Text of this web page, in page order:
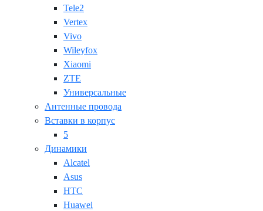
Tele2
Vertex
Vivo
Wileyfox
Xiaomi
ZTE
Универсальные
Антенные провода
Вставки в корпус
5
Динамики
Alcatel
Asus
HTC
Huawei